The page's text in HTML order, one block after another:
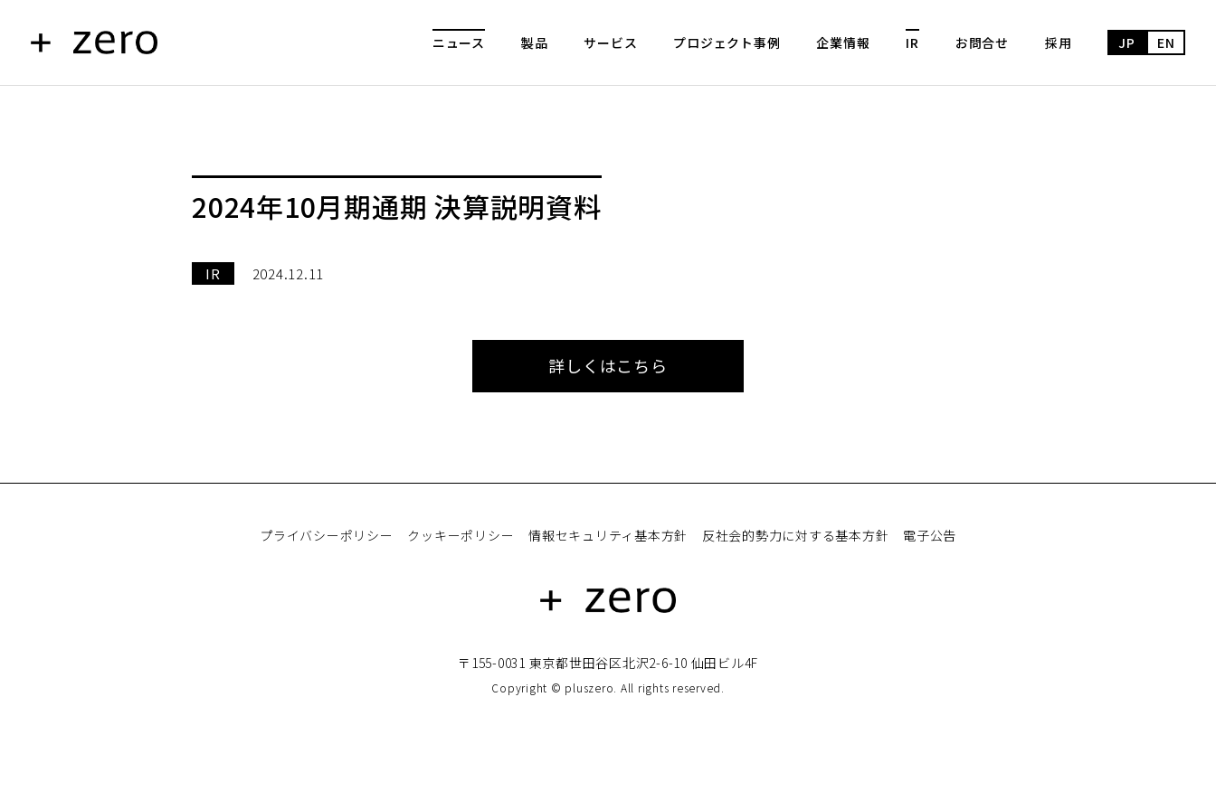
ニュース 製品 サービス プロジェクト事例 企業情報 IR お問合せ 採用 JP EN
2024年10月期通期 決算説明資料
IR 2024.12.11
詳しくはこちら
プライバシーポリシー クッキーポリシー 情報セキュリティ基本方針 反社会的勢力に対する基本方針 電子公告
〒155-0031 東京都世田谷区北沢2-6-10 仙田ビル4F
Copyright © pluszero. All rights reserved.